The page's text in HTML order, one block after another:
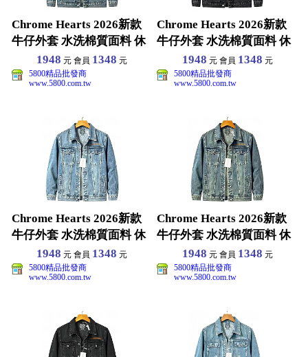
Chrome Hearts 2026新款
牛仔外套 水洗棉質面料 休
1948 元 會員 1348 元
5800精品批發商
www.5800.com.tw
Chrome Hearts 2026新款
牛仔外套 水洗棉質面料 休
1948 元 會員 1348 元
5800精品批發商
www.5800.com.tw
Chrome Hearts 2026新款
牛仔外套 水洗棉質面料 休
1948 元 會員 1348 元
5800精品批發商
www.5800.com.tw
Chrome Hearts 2026新款
牛仔外套 水洗棉質面料 休
1948 元 會員 1348 元
5800精品批發商
www.5800.com.tw